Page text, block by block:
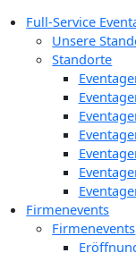
Full-Service
Unsere
Standorte
Firmenevents
Firmenevents